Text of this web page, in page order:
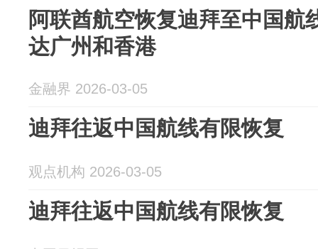
阿联酋航空恢复迪拜至中国航
达广州和香港
金融界 2026-03-05
迪拜往返中国航线有限恢复
观点机构 2026-03-05
迪拜往返中国航线有限恢复